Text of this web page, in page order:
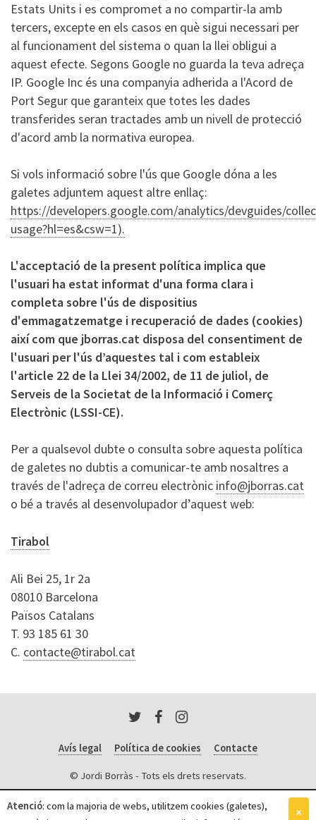
Estats Units i es compromet a no compartir-la amb
tercers, excepte en els casos en què sigui necessari per
al funcionament del sistema o quan la llei obligui a
aquest efecte. Segons Google no guarda la teva adreça
IP. Google Inc és una companyia adherida a l'Acord de
Port Segur que garanteix que totes les dades
transferides seran tractades amb un nivell de protecció
d'acord amb la normativa europea.
Si vols informació sobre l'ús que Google dóna a les
galetes adjuntem aquest altre enllaç:
https://developers.google.com/analytics/devguides/
usage?hl=es&csw=1).
L'acceptació de la present política implica que
l'usuari ha estat informat d'una forma clara i
completa sobre l'ús de dispositius
d'emmagatzematge i recuperació de dades (cookies)
així com que jborras.cat disposa del consentiment de
l'usuari per l'ús d’aquestes tal i com estableix
l'article 22 de la Llei 34/2002, de 11 de juliol, de
Serveis de la Societat de la Informació i Comerç
Electrònic (LSSI-CE).
Per a qualsevol dubte o consulta sobre aquesta política
de galetes no dubtis a comunicar-te amb nosaltres a
través de l'adreça de correu electrònic info@jborras.cat
o bé a través al desenvolupador d’aquest web:
Tirabol
Ali Bei 25, 1r 2a
08010 Barcelona
Països Catalans
T. 93 185 61 30
C. contacte@tirabol.cat
×
Atenció: com la majoria de webs, utilitzem cookies (galetes),
Avís legal Política de cookies Contacte
© Jordi Borràs - Tots els drets reservats.